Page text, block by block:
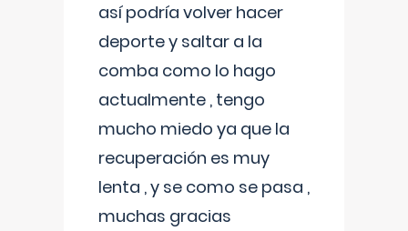
así podría volver hacer
deporte y saltar a la
comba como lo hago
actualmente , tengo
mucho miedo ya que la
recuperación es muy
lenta , y se como se pasa ,
muchas gracias